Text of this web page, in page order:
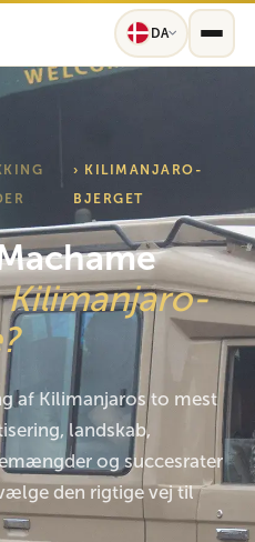
DA
› KILIMANJARO-
BJERGET
af Kilimanjaros to mest
landskab,
og succesrater
den rigtige vej til